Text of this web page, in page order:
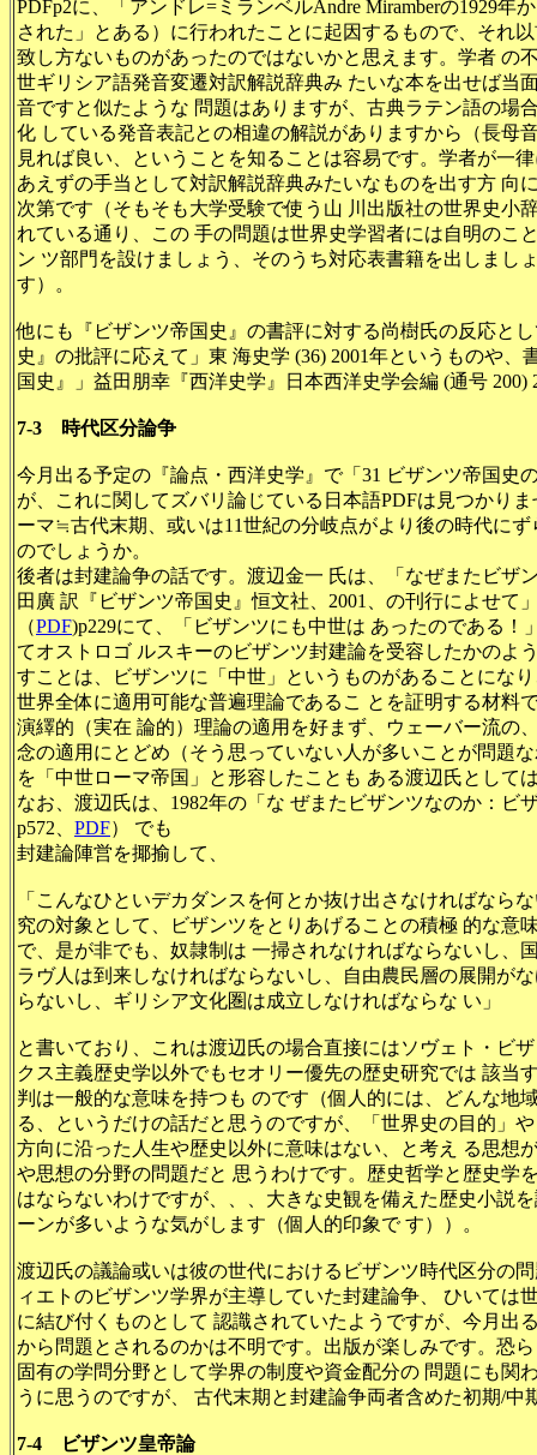
PDFp2に、「アンドレ=ミランベルAndre Miramberの1929
された」とある）に行われたことに起因するもので、それ
致し方ないものがあったのではないかと思えます。学者 の
世ギリシア語発音変遷対訳解説辞典み たいな本を出せば当
音ですと似たような 問題はありますが、古典ラテン語の場
化 している発音表記との相違の解説がありますから（長母
見れば良い、ということを知ることは容易です。学者が一
あえずの手当として対訳解説辞典みたいなものを出す方 向
次第です（そもそも大学受験で使う山 川出版社の世界史小
れている通り、この 手の問題は世界史学習者には自明のこ
ン ツ部門を設けましょう、そのうち対応表書籍を出しまし
す）。
他にも『ビザンツ帝国史』の書評に対する尚樹氏の反応と
史』の批評に応えて」 東 海史学 (36) 2001年というものや、
国史』」益田朋幸『西洋史学』日本西洋史学会編 (通号 200)
7-3 時代区分論争
今月出る予定の『論点・西洋史学』で「31 ビザンツ帝国史
が、これに関してズバリ論じている日本語PDFは見つかり
ーマ≒古代末期、或いは11世紀の分岐点がより後の時代に
のでしょうか。
後者は封建論争の話です。渡辺金一 氏は、「なぜまたビザ
田廣 訳『ビザンツ帝国史』恒文社、2001、の刊行によせて
（PDF)p229にて、「ビザンツにも中世は あったのである
てオストロゴ ルスキーのビザンツ封建論を受容したかのよ
すことは、ビザンツに「中世」というものがあることにな
世界全体に適用可能な普遍理論であるこ とを証明する材料
演繹的（実在 論的）理論の適用を好まず、ウェーバー流の
念の適用にとどめ（そう思っていない人が多いことが問題
を「中世ローマ帝国」と形容したことも ある渡辺氏として
なお、渡辺氏は、1982年の「な ぜまたビザンツなのか：ビ
p572、 PDF） でも
封建論陣営を揶揄して、
「こんなひといデカダンスを何とか抜け出さなければなら
究の対象として、ビザンツをとりあげることの積極 的な意
で、是が非でも、奴隷制は 一掃されなければならないし、
ラヴ人は到来しなければならないし、自由農民層の展開が
らないし、ギリシア文化圏は成立しなければならな い」
と書いており、これは渡辺氏の場合直接にはソヴェト・ビ
クス主義歴史学以外でもセオリー優先の歴史研究では 該当
判は一般的な意味を持つも のです（個人的には、どんな地
る、というだけの話だと思うのですが、「世界史の目的」
方向に沿った人生や歴史以外に意味はない、と考え る思想
や思想の分野の問題だと 思うわけです。歴史哲学と歴史学
はならないわけですが、、、大きな史観を備えた歴史小説
ーンが多いような気がします（個人的印象で す））。
渡辺氏の議論或いは彼の世代におけるビザンツ時代区分の
ィエトのビザンツ学界が主導していた封建論争、 ひいては
に結び付くものとして 認識されていたようですが、今月出
から問題とされるのかは不明です。出版が楽しみです。恐
固有の学問分野として学界の制度や資金配分の 問題にも関
うに思うのですが、 古代末期と封建論争両者含めた初期/
7-4 ビザンツ皇帝論